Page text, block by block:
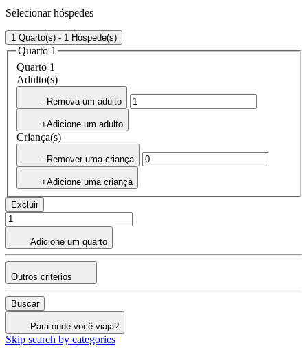
Selecionar hóspedes
1 Quarto(s) - 1 Hóspede(s)
Quarto 1
Quarto 1
Adulto(s)
- Remova um adulto
+Adicione um adulto
Criança(s)
- Remover uma criança
+Adicione uma criança
Excluir
Adicione um quarto
Outros critérios
Buscar
Para onde você viaja?
Skip search by categories